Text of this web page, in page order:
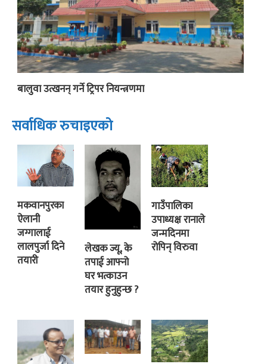
बालुवा उत्खनन् गर्ने ट्रिपर नियन्त्रणमा
सर्वाधिक रुचाइएको
मकवानपुरका
ऐलानी
जग्गालाई
लालपुर्जा दिने
तयारी
लेखक ज्यू, के
तपाई आफ्नो
घर भत्काउन
तयार हुनुहुन्छ ?
गाउँपालिका
उपाध्यक्ष रानाले
जन्मदिनमा
रोपिन् विरुवा